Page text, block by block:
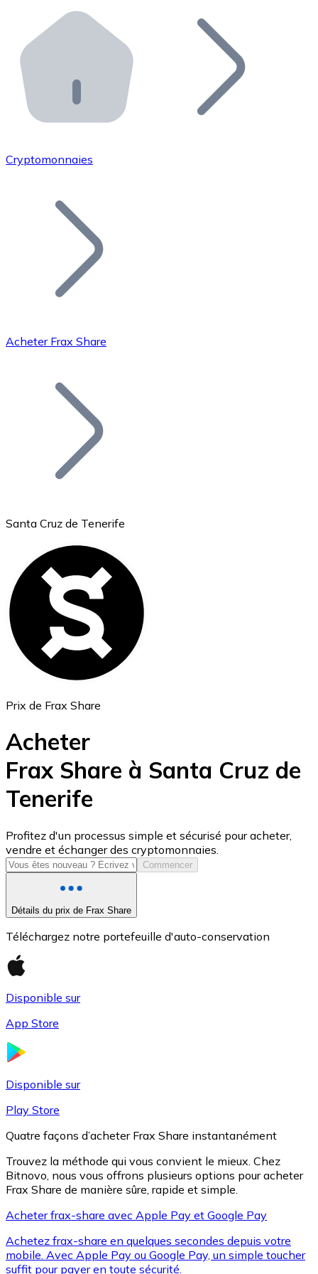
Distributeurs automatiques Bitnovo
Intégrez un ATM Bitnovo dans votre entreprise et
API Bitnovo
Intégrez notre API dans votre écosystème.
Rejoignez notre réseau de distributeurs et
Ajoutez le token de votre projet à notre service
Bitcoin
Ethereum
USD Coin
USDC
XRP
XRP
Cryptomonnaies
Acheter Frax Share
Santa Cruz de Tenerife
Prix de Frax Share
Acheter
Frax Share à Santa Cruz de
Tenerife
Profitez d'un processus simple et sécurisé pour acheter,
vendre et échanger des cryptomonnaies.
Commencer
Détails du prix de Frax Share
Téléchargez notre portefeuille d'auto-conservation
Disponible sur
App Store
Disponible sur
Play Store
Quatre façons d’acheter Frax Share instantanément
Trouvez la méthode qui vous convient le mieux. Chez
Bitnovo, nous vous offrons plusieurs options pour acheter
Frax Share de manière sûre, rapide et simple.
Acheter frax-share avec Apple Pay et Google Pay
Achetez frax-share en quelques secondes depuis votre
mobile. Avec Apple Pay ou Google Pay, un simple toucher
suffit pour payer en toute sécurité.